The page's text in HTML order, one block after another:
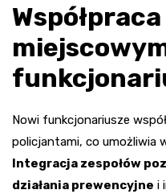
Współpraca
Nowi funkcjonariusze
policjantami, co umożliwia
Integracja zespołów
działania prewencyjne i